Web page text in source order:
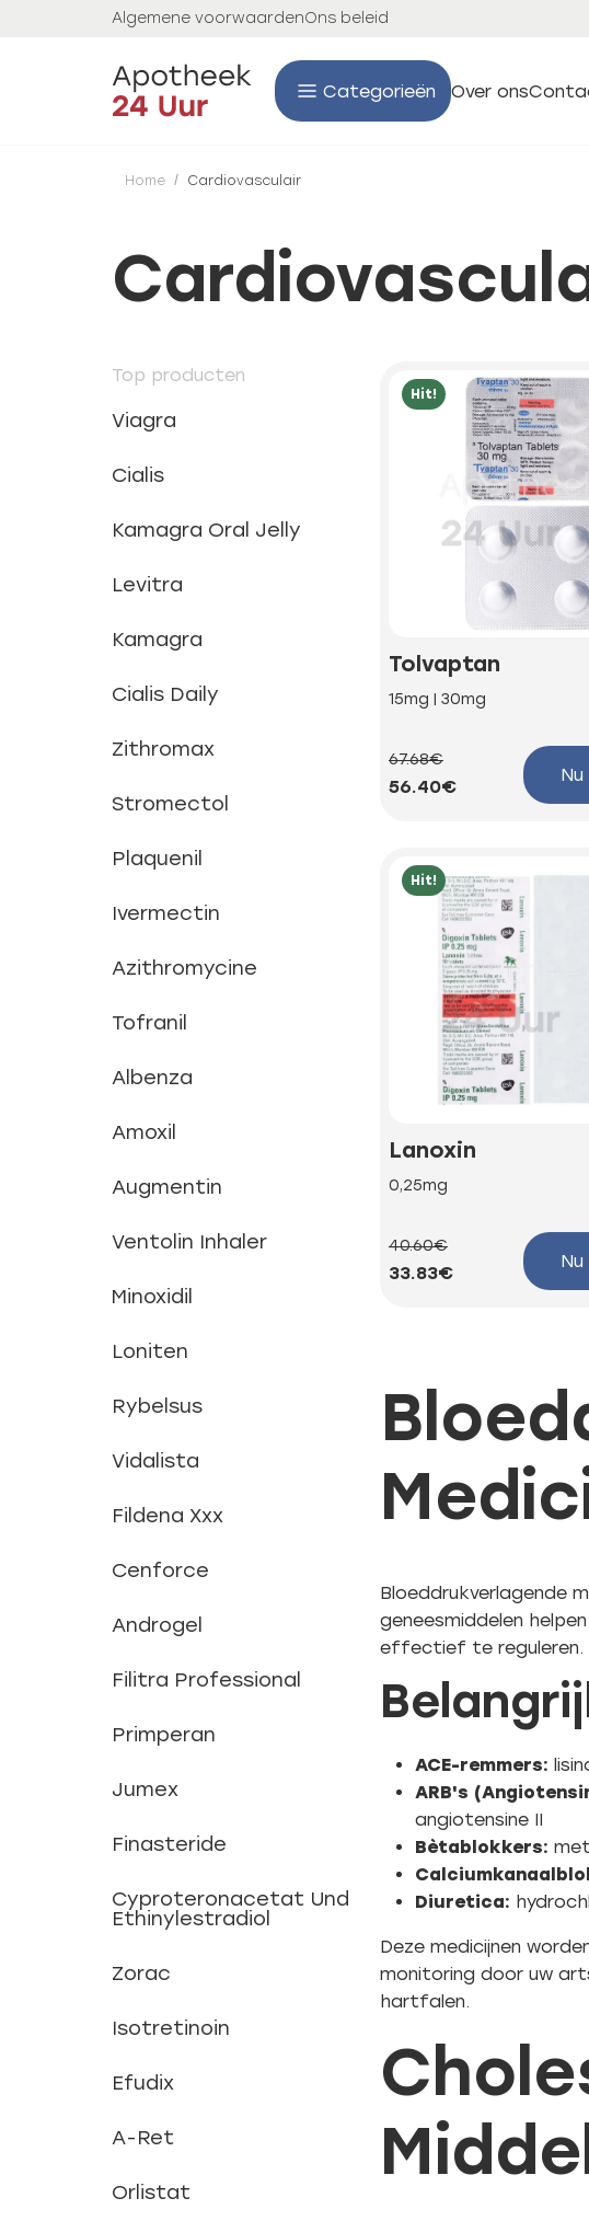
Algemene voorwaardenOns beleid
Categorieën Over ons
Home / Cardiovasculair
Top producten
Viagra
Cialis
Kamagra Oral Jelly
Levitra
Kamagra
Cialis Daily
Zithromax
Stromectol
Plaquenil
Ivermectin
Azithromycine
Tofranil
Albenza
Amoxil
Augmentin
Ventolin Inhaler
Minoxidil
Loniten
Rybelsus
Vidalista
Fildena Xxx
Cenforce
Androgel
Filitra Professional
Primperan
Jumex
Finasteride
Cyproteronacetat Und
Ethinylestradiol
Zorac
Isotretinoin
Efudix
A-Ret
Orlistat
Hit!
Tolvaptan
15mg | 30mg
67.68€
56.40€
Hit!
Lanoxin
0,25mg
40.60€
33.83€
Bloeddrukverlagende
geneesmiddelen
effectief te reguleren.
ACE-remmers:
ARB's
angiotensine II
Bètablokkers:
Diuretica:
Deze medicijnen
monitoring door uw
hartfalen.